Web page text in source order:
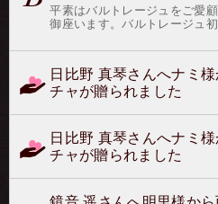
平素はバルトレージュをご愛
御座います。バルトレージュ
お楽しみ頂ければ幸いで御座
顧を賜りまして誠に有難う御
ントの結果の発表です。売上
額 ７９６００円黄玉西瓜
玉 １５７玉／総数 １８３
玉 ６２玉／総数 ６２玉）
玉 ５０玉／総数 ５０玉）
玉 ２３玉／総数 ３１玉）
玉／総数 ３玉） 月島 健
日比野 真琴さんへナミ
チャが贈られました
日比野 真琴さんへナミ
チャが贈られました